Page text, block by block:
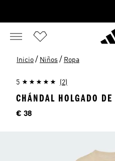
Inicio / Niños / Ropa
5 (2)
CHÁNDAL HOLGADO DE
Precio
€ 38